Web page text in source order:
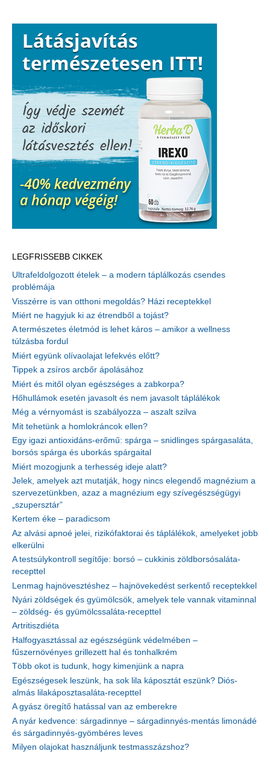
LEGFRISSEBB CIKKEK
Ultrafeldolgozott ételek – a modern táplálkozás csendes
problémája
Visszérre is van otthoni megoldás? Házi receptekkel
Miért ne hagyjuk ki az étrendből a tojást?
A természetes életmód is lehet káros – amikor a wellness
túlzásba fordul
Miért együnk olívaolajat lefekvés előtt?
Tippek a zsíros arcbőr ápolásához
Miért és mitől olyan egészséges a zabkorpa?
Hőhullámok esetén javasolt és nem javasolt táplálékok
Még a vérnyomást is szabályozza – aszalt szilva
Mit tehetünk a homlokráncok ellen?
Egy igazi antioxidáns-erőmű: spárga – snidlinges spárgasaláta,
borsós spárga és uborkás spárgaital
Miért mozogjunk a terhesség ideje alatt?
Jelek, amelyek azt mutatják, hogy nincs elegendő magnézium a
szervezetünkben, azaz a magnézium egy szívegészségügyi
„szupersztár”
Kertem éke – paradicsom
Az alvási apnoé jelei, rizikófaktorai és táplálékok, amelyeket jobb
elkerülni
A testsúlykontroll segítője: borsó – cukkinis zöldborsósaláta-
recepttel
Lenmag hajnövesztéshez – hajnövekedést serkentő receptekkel
Nyári zöldségek és gyümölcsök, amelyek tele vannak vitaminnal
– zöldség- és gyümölcssaláta-recepttel
Artritiszdiéta
Halfogyasztással az egészségünk védelmében –
fűszernövényes grillezett hal és tonhalkrém
Több okot is tudunk, hogy kimenjünk a napra
Egészségesek leszünk, ha sok lila káposztát eszünk? Diós-
almás lilakáposztasaláta-recepttel
A gyász öregítő hatással van az emberekre
A nyár kedvence: sárgadinnye – sárgadinnyés-mentás limonádé
és sárgadinnyés-gyömbéres leves
Milyen olajokat használjunk testmasszázshoz?